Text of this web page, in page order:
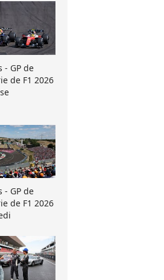
- GP de
de F1 2026
- GP de
de F1 2026